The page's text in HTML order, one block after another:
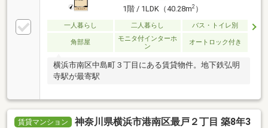
1階 / 1LDK（40.28m2）
一人暮らし 二人暮らし バス・トイレ別
角部屋
モニタ付インターホ
ン
オートロック付き
横浜市南区中島町３丁目にある賃貸物件。地下鉄弘明
寺駅が最寄駅
賃貸マンション
神奈川県横浜市港南区最戸２丁目 築8年3